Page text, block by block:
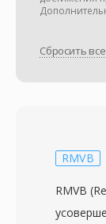
Сбросить все
RMVB
RMVB